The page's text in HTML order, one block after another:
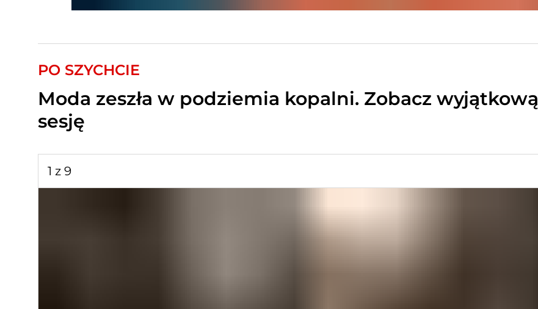
PO SZYCHCIE
Moda zeszła w podziemia kopalni. Zobacz wyjątkową
sesję
1 z 9